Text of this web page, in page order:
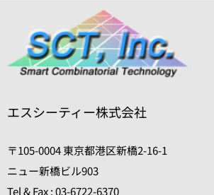
エスシーティー株式会社
〒105-0004 東京都港区新橋2-16-1
ニュー新橋ビル903
Tel & Fax : 03-6722-6370